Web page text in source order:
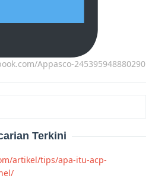
Appasco-245395948880290
Terkini
artikel/tips/apa-itu-acp-